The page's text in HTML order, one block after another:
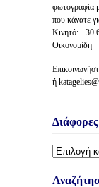
φωτογραφία
που κάνατε
Κινητό: +30
Οικονομίδη
ή
Διάφορες
Άρθρων